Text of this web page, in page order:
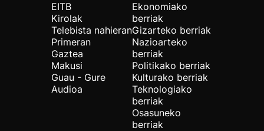
EITB
Kirolak
Telebista nahieran
Primeran
Gaztea
Makusi
Guau - Gure
Audioa
Ekonomiako
berriak
Gizarteko berriak
Nazioarteko
berriak
Politikako berriak
Kulturako berriak
Teknologiako
berriak
Osasuneko
berriak